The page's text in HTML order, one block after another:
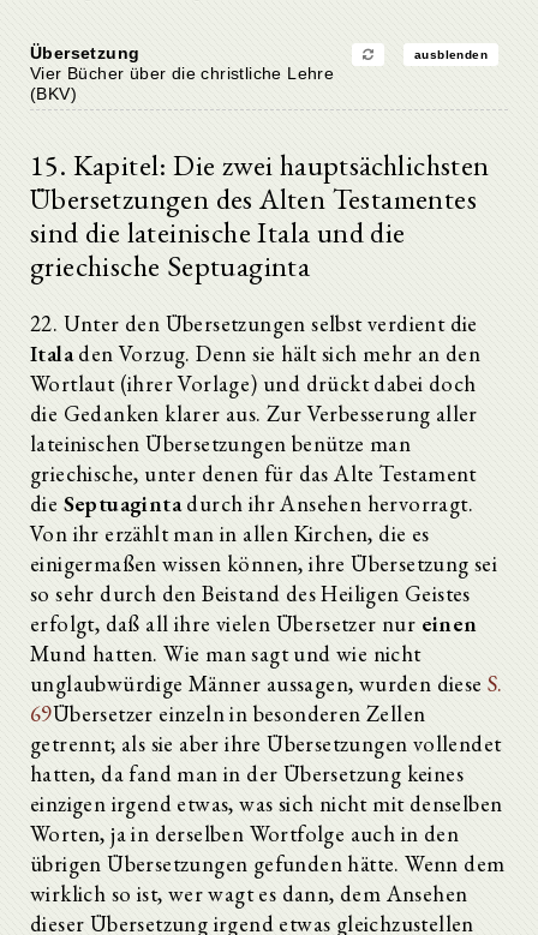
Übersetzung ausblenden
Vier Bücher über die christliche Lehre
(BKV)
15. Kapitel: Die zwei hauptsächlichsten
Übersetzungen des Alten Testamentes
sind die lateinische Itala und die
griechische Septuaginta
22. Unter den Übersetzungen selbst verdient die
Italaden Vorzug. Denn sie hält sich mehr an den
Wortlaut (ihrer Vorlage) und drückt dabei doch
die Gedanken klarer aus. Zur Verbesserung aller
lateinischen Übersetzungen benütze man
griechische, unter denen für das Alte Testament
die Septuagintadurch ihr Ansehen hervorragt.
Von ihr erzählt man in allen Kirchen, die es
einigermaßen wissen können, ihre Übersetzung sei
so sehr durch den Beistand des Heiligen Geistes
erfolgt, daß all ihre vielen Übersetzer nur einen
Mund hatten. Wie man sagt und wie nicht
unglaubwürdige Männer aussagen, wurden diese S.
69Übersetzer einzeln in besonderen Zellen
getrennt; als sie aber ihre Übersetzungen vollendet
hatten, da fand man in der Übersetzung keines
einzigen irgend etwas, was sich nicht mit denselben
Worten, ja in derselben Wortfolge auch in den
übrigen Übersetzungen gefunden hätte. Wenn dem
wirklich so ist, wer wagt es dann, dem Ansehen
dieser Übersetzung irgend etwas gleichzustellen